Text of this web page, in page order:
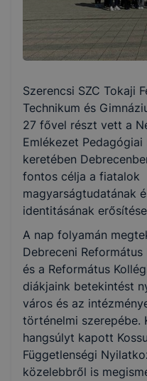
Szerencsi SZC Tokaji
Technikum és
27 fővel részt vett a
Emlékezet Pedagógiai
keretében
fontos célja a fiatalok
magyarságtudatának
identitásának
A nap folyamán
Debreceni
és a Református
diákjaink betekintést
város és az
történelmi szerepébe.
hangsúlyt kapott
Függetlenségi
közelebbről is